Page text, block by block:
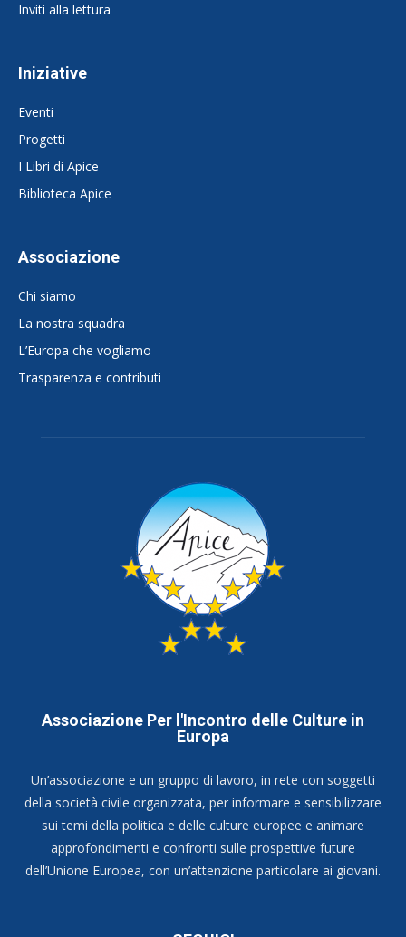
Inviti alla lettura
Iniziative
Eventi
Progetti
I Libri di Apice
Biblioteca Apice
Associazione
Chi siamo
La nostra squadra
L’Europa che vogliamo
Trasparenza e contributi
Associazione Per l'Incontro delle Culture in
Europa
Un’associazione e un gruppo di lavoro, in rete con soggetti
della società civile organizzata, per informare e sensibilizzare
sui temi della politica e delle culture europee e animare
approfondimenti e confronti sulle prospettive future
dell’Unione Europea, con un’attenzione particolare ai giovani.